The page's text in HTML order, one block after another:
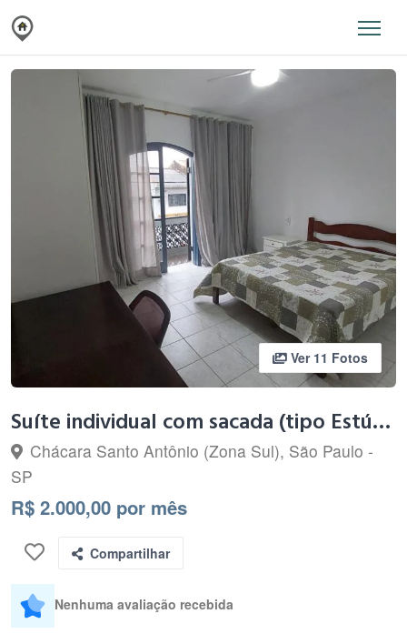
Ver 11 Fotos
Suíte individual com sacada (tipo Estúdio )Chac.Sto.Antonio
Chácara Santo Antônio (Zona Sul), São Paulo -
SP
R$ 2.000,00 por mês
Compartilhar
Nenhuma avaliação recebida